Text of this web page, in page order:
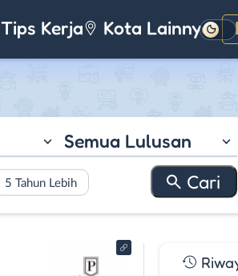
Tips Kerja Kota LainnyaGelap
Semua Lulusan
5 Tahun Lebih